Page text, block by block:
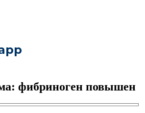
фибриноген повышен